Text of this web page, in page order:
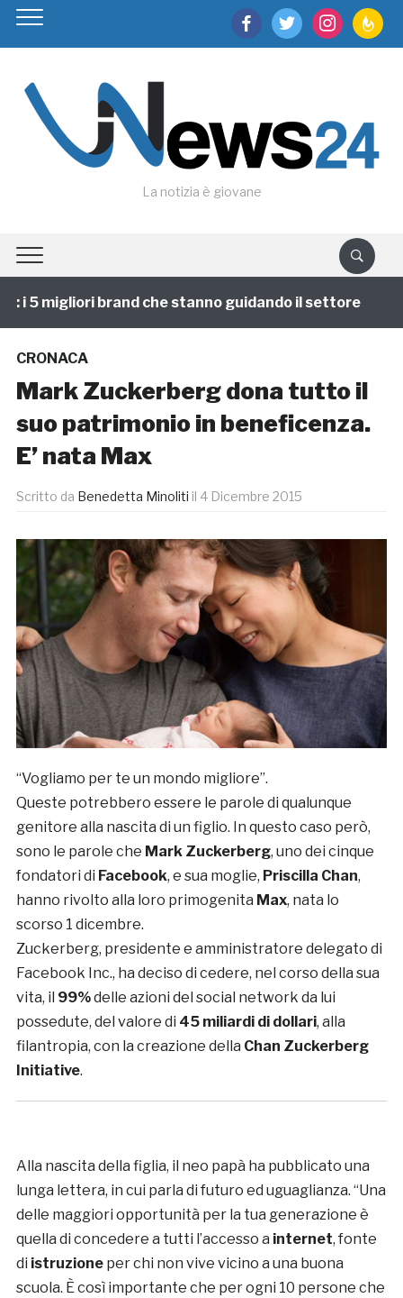
facebooktwitter instagram
La notizia è giovane
5 migliori brand che stanno guidando il settore
CRONACA
Mark Zuckerberg dona tutto il
suo patrimonio in beneficenza.
E’ nata Max
Scritto da Benedetta Minoliti il 4 Dicembre 2015
“Vogliamo per te un mondo migliore”.
Queste potrebbero essere le parole di qualunque
genitore alla nascita di un figlio. In questo caso però,
sono le parole che Mark Zuckerberg, uno dei cinque
fondatori di Facebook, e sua moglie, Priscilla Chan,
hanno rivolto alla loro primogenita Max, nata lo
scorso 1 dicembre.
Zuckerberg, presidente e amministratore delegato di
Facebook Inc., ha deciso di cedere, nel corso della sua
vita, il 99%delle azioni del social network da lui
possedute, del valore di 45 miliardi di dollari, alla
filantropia, con la creazione della Chan Zuckerberg
Initiative.
Alla nascita della figlia, il neo papà ha pubblicato una
lunga lettera, in cui parla di futuro ed uguaglianza. “Una
delle maggiori opportunità per la tua generazione è
quella di concedere a tutti l’accesso a internet, fonte
di istruzioneper chi non vive vicino a una buona
scuola. È così importante che per ogni 10 persone che